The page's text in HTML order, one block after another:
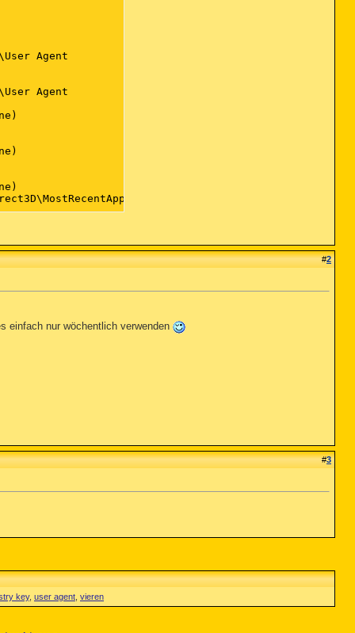
Agent
Agent
done)
#2
einfach nur wöchentlich verwenden
#3
key, user agent vieren